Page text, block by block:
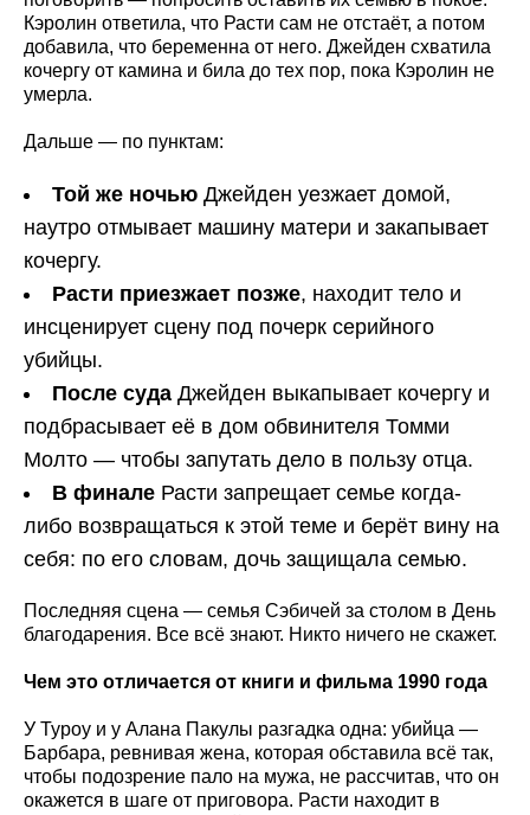
Кэролин ответила, что Расти сам не отстаёт, а потом
добавила, что беременна от него. Джейден схватила
кочергу от камина и била до тех пор, пока Кэролин не
умерла.
Дальше — по пунктам:
Той же ночью Джейден уезжает домой,
наутро отмывает машину матери и закапывает
кочергу.
Расти приезжает позже, находит тело и
инсценирует сцену под почерк серийного
убийцы.
После суда Джейден выкапывает кочергу и
подбрасывает её в дом обвинителя Томми
Молто — чтобы запутать дело в пользу отца.
В финале Расти запрещает семье когда-
либо возвращаться к этой теме и берёт вину на
себя: по его словам, дочь защищала семью.
Последняя сцена — семья Сэбичей за столом в День
благодарения. Все всё знают. Никто ничего не скажет.
Чем это отличается от книги и фильма 1990 года
У Туроу и у Алана Пакулы разгадка одна: убийца —
Барбара, ревнивая жена, которая обставила всё так,
чтобы подозрение пало на мужа, не рассчитав, что он
окажется в шаге от приговора. Расти находит в